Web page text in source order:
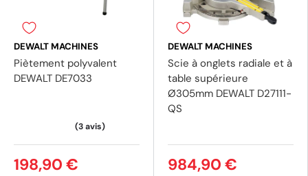
DEWALT MACHINES
Piètement polyvalent
DEWALT DE7033
198,90 €
DEWALT MACHINES
Scie à onglets radiale et à
table supérieure
Ø305mm DEWALT D27111-
QS
984,90 €